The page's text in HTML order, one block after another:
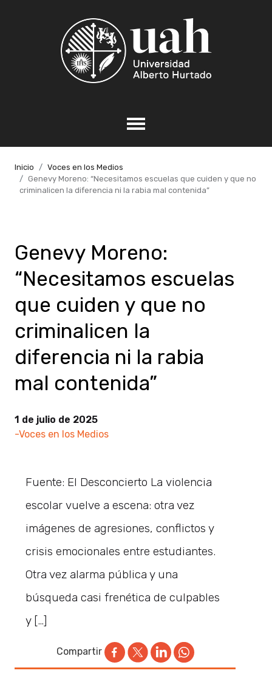
Inicio
Voces en los Medios
Genevy Moreno: “Necesitamos escuelas que cuiden y que no
criminalicen la diferencia ni la rabia mal contenida”
Genevy Moreno:
“Necesitamos escuelas
que cuiden y que no
criminalicen la
diferencia ni la rabia
mal contenida”
1 de julio de 2025
-Voces en los Medios
Fuente: El Desconcierto La violencia
escolar vuelve a escena: otra vez
imágenes de agresiones, conflictos y
crisis emocionales entre estudiantes.
Otra vez alarma pública y una
búsqueda casi frenética de culpables
y […]
Compartir